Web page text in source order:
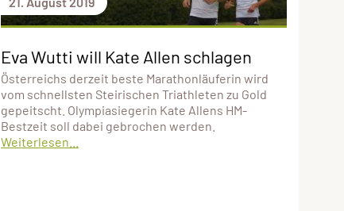
Eva Wutti will Kate Allen schlagen
Österreichs derzeit beste Marathonläuferin wird
vom schnellsten Steirischen Triathleten zu Gold
gepeitscht. Olympiasiegerin Kate Allens HM-
Bestzeit soll dabei gebrochen werden.
Weiterlesen...